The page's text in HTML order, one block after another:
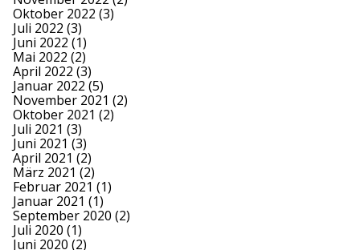
Oktober 2022 (3)
Juli 2022 (3)
Juni 2022 (1)
Mai 2022 (2)
April 2022 (3)
Januar 2022 (5)
November 2021 (2)
Oktober 2021 (2)
Juli 2021 (3)
Juni 2021 (3)
April 2021 (2)
März 2021 (2)
Februar 2021 (1)
Januar 2021 (1)
September 2020 (2)
Juli 2020 (1)
Juni 2020 (2)